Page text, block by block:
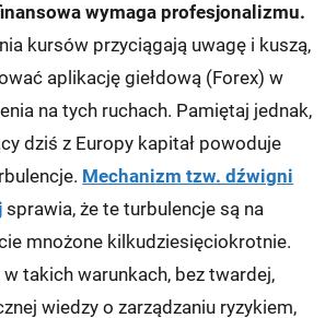
wymaga profesjonalizmu.
kursów przyciągają uwagę i kuszą,
aplikację giełdową (Forex) w
na tych ruchach. Pamiętaj jednak,
dziś z Europy kapitał powoduje
Mechanizm tzw. dźwigni
sprawia, że te turbulencje są na
mnożone kilkudziesięciokrotnie.
takich warunkach, bez twardej,
wiedzy o zarządzaniu ryzykiem,